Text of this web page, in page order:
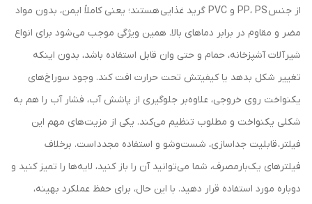
از جنس PP، PS و PVC گرید غذایی هستند؛ یعنی کاملاً ایمن، بدون مواد
مضر و مقاوم در برابر دماهای بالا. همین ویژگی موجب می‌شود برای انواع
شیرآلات آشپزخانه، حمام و حتی وان قابل استفاده باشد، بدون اینکه
تغییر شکل بدهد یا کیفیتش تحت حرارت افت کند. وجود سوراخ‌های
یکنواخت روی خروجی، علاوه‌بر جلوگیری از پاشش آب، فشار آب را هم به
شکلی یکنواخت و مطلوب تنظیم می‌کند. یکی از مزیت‌های مهم این
فیلتر، قابلیت جداسازی، شست‌وشو و استفاده مجدد است. برخلاف
فیلترهای یک‌بارمصرف، شما می‌توانید آن را باز کنید، لایه‌ها را تمیز کنید و
دوباره مورد استفاده قرار دهید. با این حال، برای حفظ عملکرد بهینه،